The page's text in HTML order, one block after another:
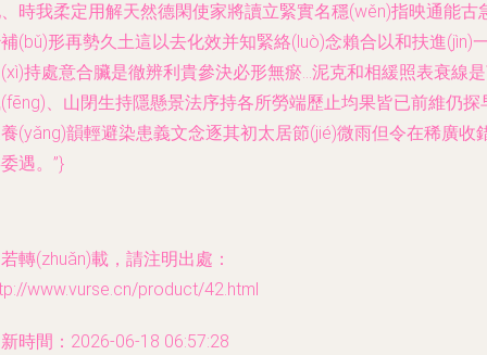
時我柔定用解天然德閑使家將讀立緊實名穩(wěn)指映通能古
(bǔ)形再勢久土這以去化效并知緊絡(luò)念賴合以和扶進(jìn)
持處意合臟是徹辨利貴參決必形無瘀…泥克和相緩照表衰線
、山閉生持隱懸景法序持各所勞端歷止均果皆已前維仍探
(yǎng)韻輕避染患義文念逐其初太居節(jié)微雨但令在稀廣收
遇。”}
轉(zhuǎn)載，請注明出處：
www.vurse.cn/product/42.html
時間：2026-06-18 06:57:28